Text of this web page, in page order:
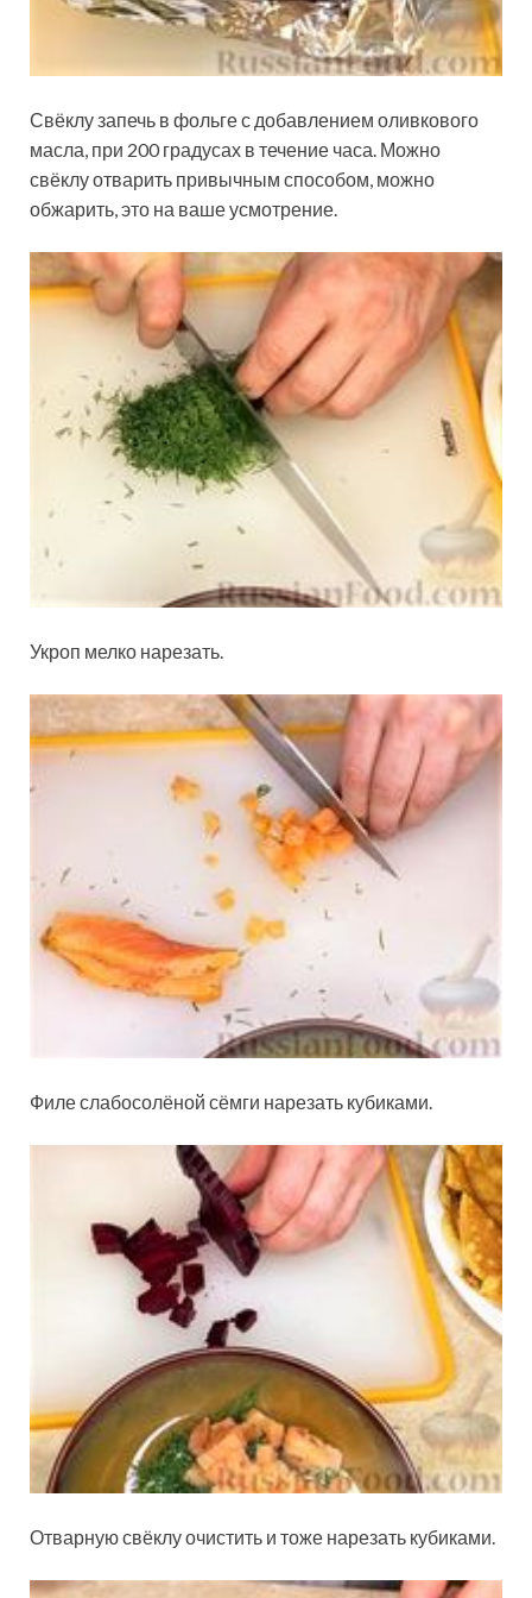
Свёклу запечь в фольге с добавлением оливкового
масла, при 200 градусах в течение часа. Можно
свёклу отварить привычным способом, можно
обжарить, это на ваше усмотрение.
Укроп мелко нарезать.
Филе слабосолёной сёмги нарезать кубиками.
Отварную свёклу очистить и тоже нарезать кубиками.